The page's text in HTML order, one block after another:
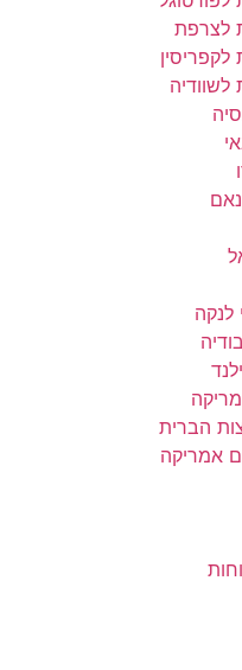
לצרפת
לקפריסין
לשוודיה
לנקה
הברית
אמריקה